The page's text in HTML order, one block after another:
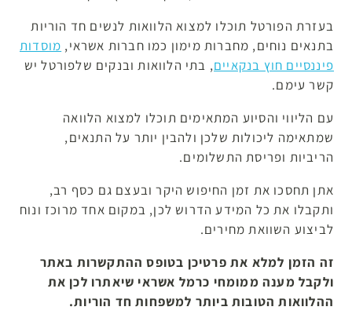
בעזרת הפורטל תוכלו למצוא הלוואות לנשים חד הוריות
בתנאים נוחים, מחברות מימון כמו חברות אשראי, מוסדות
פיננסיים חוץ בנקאיים, בתי הלוואות ובנקים שלפורטל יש
קשר עימם.
עם הליווי והסיוע המתאימים תוכלו למצוא הלוואה
שמתאימה ליכולות שלכן ולהבין יותר על התנאים,
הריביות ופריסת התשלומים.
אתן תחסכו את זמן החיפוש היקר ובעצם גם כסף רב,
ותקבלו את כל המידע הדרוש לכן, במקום אחד מרוכז ונוח
לביצוע השוואת מחירים.
זה הזמן למלא את פרטיכן בטופס ההתקשרות באתר
ולקבל מענה ממומחי כרמל אשראי שיאתרו לכן את
ההלוואות הטובות ביותר למשפחות חד הוריות.